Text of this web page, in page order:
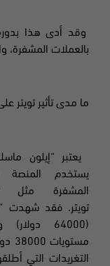
وقد أدى هذا بدوره
بالعملات المشفرة،
ما مدى تأثير تويتر
يعتبر “إيلون
يستخدم المنصة
المشفرة مثل
تويتر.فقد شهدت “
(64000
مستويات 38000 دولار) في غضون بضعة
التغريدات التي